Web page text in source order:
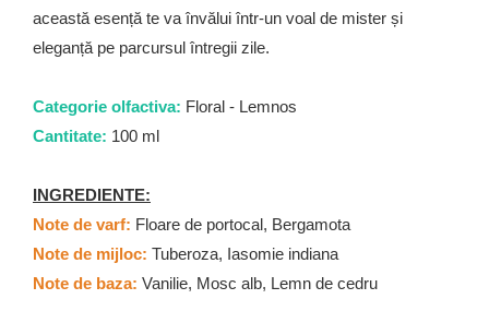
această esență te va învălui într-un voal de mister și
eleganță pe parcursul întregii zile.
Categorie olfactiva: Floral - Lemnos
Cantitate: 100 ml
INGREDIENTE:
Note de varf: Floare de portocal, Bergamota
Note de mijloc: Tuberoza, Iasomie indiana
Note de baza: Vanilie, Mosc alb, Lemn de cedru